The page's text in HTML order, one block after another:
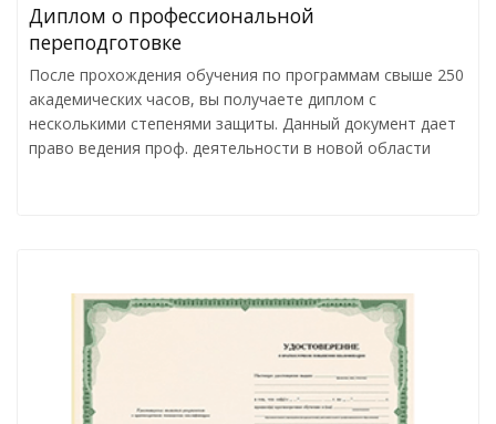
Диплом о профессиональной
переподготовке
После прохождения обучения по программам свыше 250
академических часов, вы получаете диплом с
несколькими степенями защиты. Данный документ дает
право ведения проф. деятельности в новой области